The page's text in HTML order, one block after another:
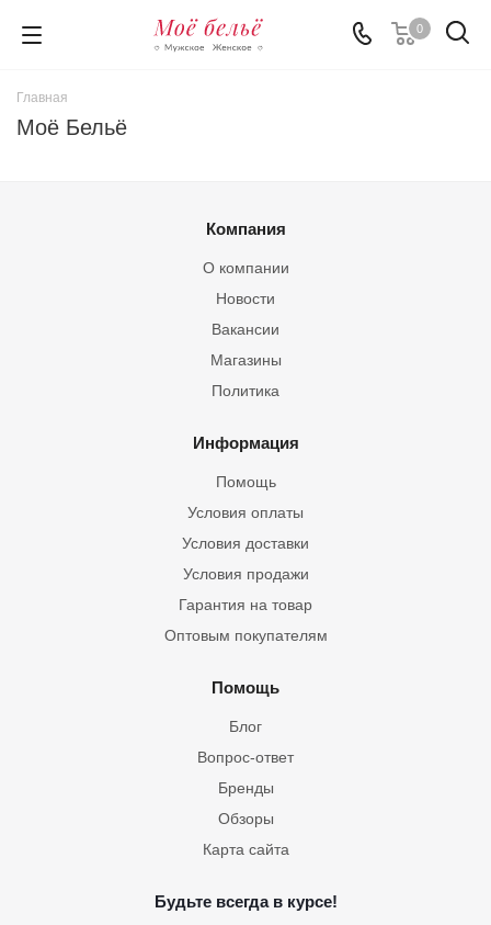
0
Главная
Моё Бельё
Компания
О компании
Новости
Вакансии
Магазины
Политика
Информация
Помощь
Условия оплаты
Условия доставки
Условия продажи
Гарантия на товар
Оптовым покупателям
Помощь
Блог
Вопрос-ответ
Бренды
Обзоры
Карта сайта
Будьте всегда в курсе!